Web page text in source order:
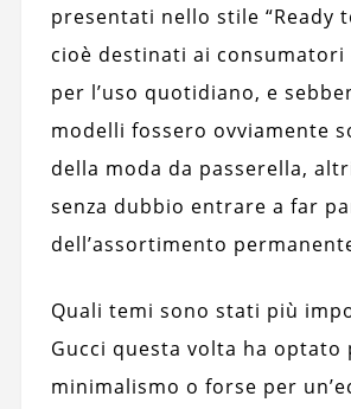
presentati nello stile “Ready
cioè destinati ai consumatori
per l’uso quotidiano, e
modelli fossero ovviamente
della moda da passerella,
senza dubbio entrare a far
dell’assortimento
Quali temi sono stati più
Gucci questa volta ha optato
minimalismo o forse per